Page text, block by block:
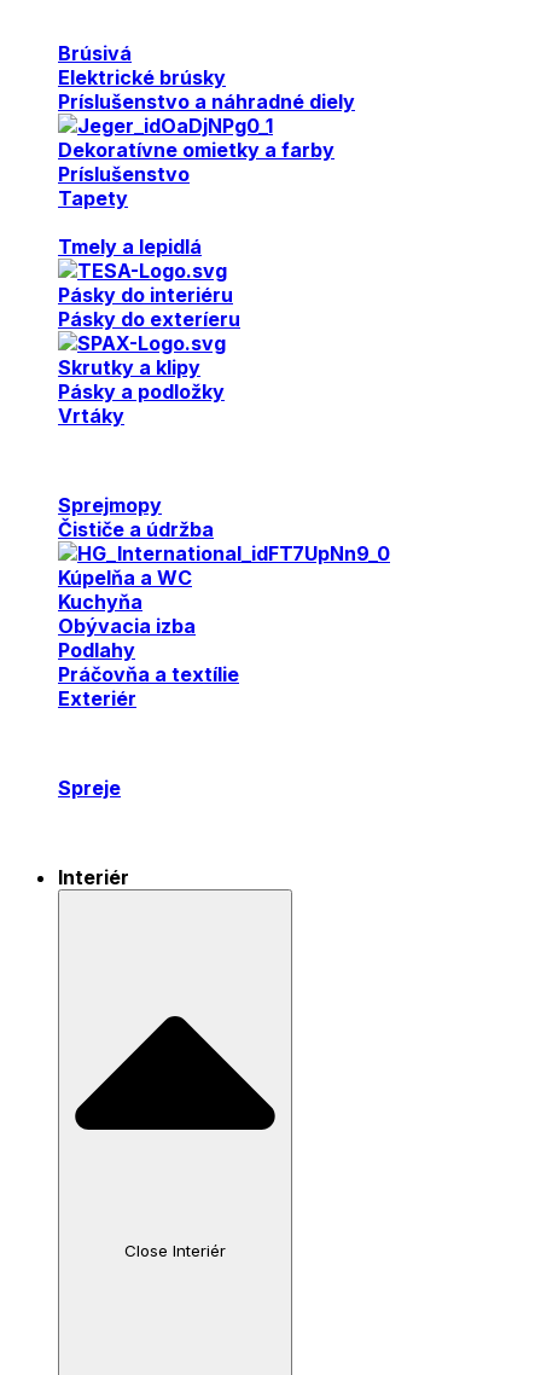
Brúsivá
Elektrické brúsky
Príslušenstvo a náhradné diely
Dekoratívne omietky a farby
Príslušenstvo
Tapety
Tmely a lepidlá
Pásky do interiéru
Pásky do exteríeru
Skrutky a klipy
Pásky a podložky
Vrtáky
Sprejmopy
Čističe a údržba
Kúpelňa a WC
Kuchyňa
Obývacia izba
Podlahy
Práčovňa a textílie
Exteriér
Spreje
Interiér
Close Interiér